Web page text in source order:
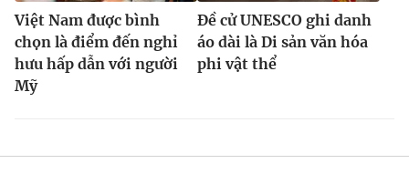
Việt Nam được bình
chọn là điểm đến nghỉ
hưu hấp dẫn với người
Mỹ
Đề cử UNESCO ghi danh
áo dài là Di sản văn hóa
phi vật thể